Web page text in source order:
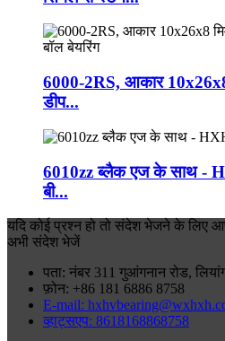
6000-2RS, आकार
डीप...
6010zz ब्लैक एज के साथ -
बी...
यदि कोई प्रश्न हो तो संदेश भेजने के लिए
अभी संदेश भेजें
पता: नंबर 311 गुआंगनान रोड,
फ़ोन: +86 181 6886 8758
E-mail:
व्हाट्सएप: 8618168868758